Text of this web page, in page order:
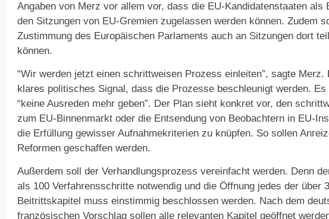
Angaben von Merz vor allem vor, dass die EU-Kandidatenstaaten als
den Sitzungen von EU-Gremien zugelassen werden können. Zudem
Zustimmung des Europäischen Parlaments auch an Sitzungen dort
können.
“Wir werden jetzt einen schrittweisen Prozess einleiten”, sagte Merz.
klares politisches Signal, dass die Prozesse beschleunigt werden.
“keine Ausreden mehr geben”. Der Plan sieht konkret vor, den
zum EU-Binnenmarkt oder die Entsendung von Beobachtern in EU-
die Erfüllung gewisser Aufnahmekriterien zu knüpfen. So sollen
Reformen geschaffen werden.
Außerdem soll der Verhandlungsprozess vereinfacht werden. Denn
als 100 Verfahrensschritte notwendig und die Öffnung jedes der über
Beitrittskapitel muss einstimmig beschlossen werden. Nach dem
französischen Vorschlag sollen alle relevanten Kapitel geöffnet